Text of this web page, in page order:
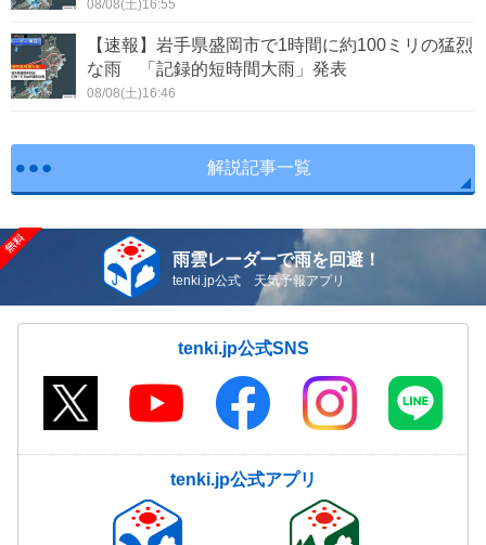
08/08(土)16:55
【速報】岩手県盛岡市で1時間に約100ミリの猛烈
な雨 「記録的短時間大雨」発表
08/08(土)16:46
解説記事一覧
雨雲レーダーで雨を回避！
tenki.jp公式 天気予報アプリ
tenki.jp公式SNS
tenki.jp公式アプリ